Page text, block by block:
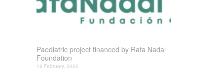
Paediatric project financed by Rafa Nadal
Foundation
18 February, 2025